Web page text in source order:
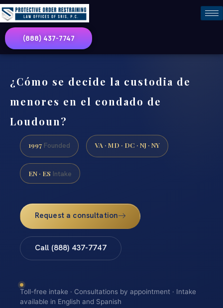
(888) 437-7747
¿Cómo se decide la custodia de
menores en el condado de
Loudoun?
1997 Founded VA · MD · DC · NJ · NY
EN · ES Intake
Request a consultation
Call (888) 437-7747
Toll-free intake · Consultations by appointment · Intake
available in English and Spanish